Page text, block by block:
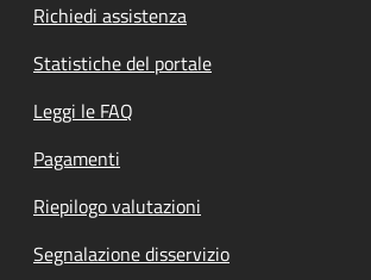
Richiedi assistenza
Statistiche del portale
Leggi le FAQ
Pagamenti
Riepilogo valutazioni
Segnalazione disservizio